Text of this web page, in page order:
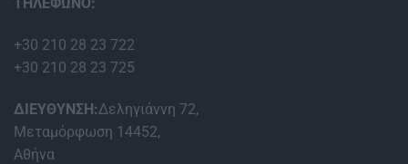
+30 210 28 23 722
+30 210 28 23 725
ΔΙΕΥΘΥΝΣΗ:Δεληγιάννη 72,
Μεταμόρφωση 14452,
Αθήνα